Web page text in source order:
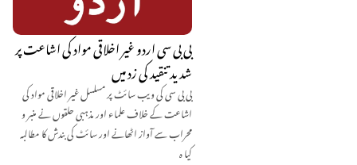
بی بی سی اردو غیر اخلاقی مواد کی اشاعت پر
شدید تنقید کی زد میں
بی بی سی کی ویب سائٹ پر مسلسل غیر اخلاقی مواد کی
اشاعت کے خلاف علماء اور مذہبی حلقوں نے منبر و
محراب سے آواز اٹھانے اور سائٹ کی بندش کا مطالبہ
کیا ہ